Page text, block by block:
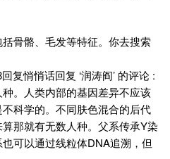
骨骼、毛发等特征。你去搜索
复悄悄话回复 ‘润涛阎’ 的评论 :
。人类内部的基因差异不应该
科学的。不同肤色混合的后代
那就有无数人种。父系传承Y染
可以通过线粒体DNA追溯，但